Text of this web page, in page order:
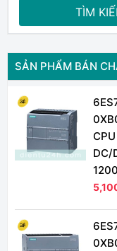
TÌM
SẢN PHẨM BÁN
DC/
1200